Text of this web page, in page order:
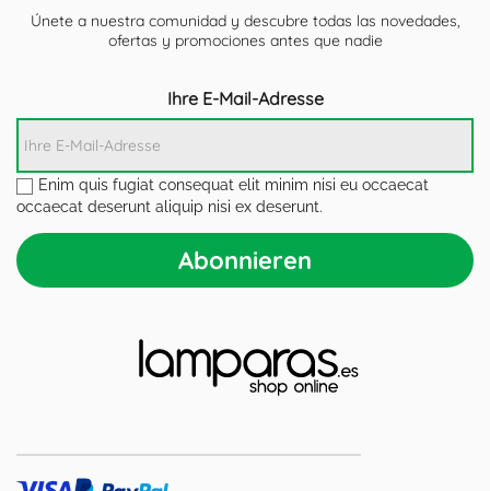
Únete a nuestra comunidad y descubre todas las novedades,
ofertas y promociones antes que nadie
Ihre E-Mail-Adresse
Enim quis fugiat consequat elit minim nisi eu occaecat
occaecat deserunt aliquip nisi ex deserunt.